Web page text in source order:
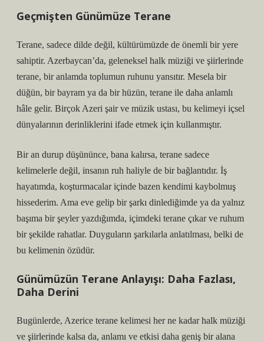
Geçmişten Günümüze Terane
Terane, sadece dilde değil, kültürümüzde de önemli bir yere
sahiptir. Azerbaycan’da, geleneksel halk müziği ve şiirlerinde
terane, bir anlamda toplumun ruhunu yansıtır. Mesela bir
düğün, bir bayram ya da bir hüzün, terane ile daha anlamlı
hâle gelir. Birçok Azeri şair ve müzik ustası, bu kelimeyi içsel
dünyalarının derinliklerini ifade etmek için kullanmıştır.
Bir an durup düşününce, bana kalırsa, terane sadece
kelimelerle değil, insanın ruh haliyle de bir bağlantıdır. İş
hayatımda, koşturmacalar içinde bazen kendimi kaybolmuş
hissederim. Ama eve gelip bir şarkı dinlediğimde ya da yalnız
başıma bir şeyler yazdığımda, içimdeki terane çıkar ve ruhum
bir şekilde rahatlar. Duyguların şarkılarla anlatılması, belki de
bu kelimenin özüdür.
Günümüzün Terane Anlayışı: Daha Fazlası,
Daha Derini
Bugünlerde, Azerice terane kelimesi her ne kadar halk müziği
ve şiirlerinde kalsa da, anlamı ve etkisi daha geniş bir alana